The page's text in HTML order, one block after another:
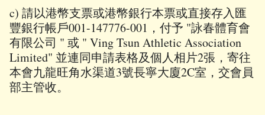
c) 請以港幣支票或港幣銀行本票或直接存入匯
豐銀行帳戶001-147776-001，付予 "詠春體育會
有限公司 " 或 " Ving Tsun Athletic Association
Limited" 並連同申請表格及個人相片2張，寄往
本會九龍旺角水渠道3號長寧大廈2C室，交會員
部主管收。